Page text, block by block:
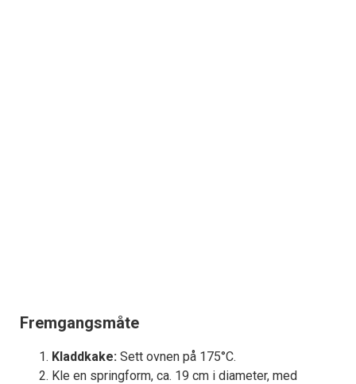
Fremgangsmåte
Kladdkake: Sett ovnen på 175°C.
Kle en springform, ca. 19 cm i diameter, med